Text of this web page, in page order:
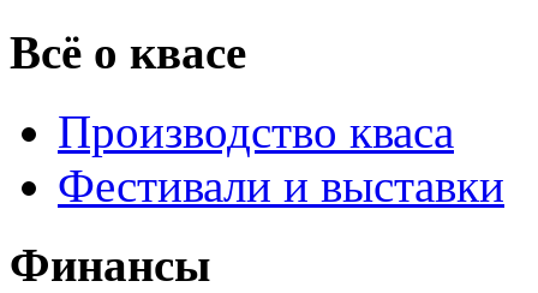
Всё о квасе
Производство кваса
Фестивали и выставки
Финансы